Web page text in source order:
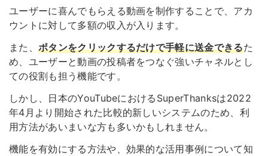
ユーザーに喜んでもらえる動画を制作することで、アカ
ウントに対して多額の収入が入ります。
また、 ボタンをクリックするだけで手軽に送金できるた
め、ユーザーと動画の投稿者をつなぐ強いチャネルとし
ての役割も担う機能です。
しかし、日本のYouTubeにおけるSuperThanksは2022
年4月より開始された比較的新しいシステムのため、利
用方法があいまいな方も多いかもしれません。
機能を有効にする方法や、効果的な活用事例について知